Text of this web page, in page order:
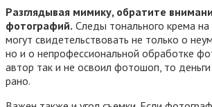
Разглядывая мимику, обратите
фотографий. Следы тонального крема
могут свидетельствовать не только о
но и о непрофессиональной обработке
автор так и не освоил фотошоп, то
рано.